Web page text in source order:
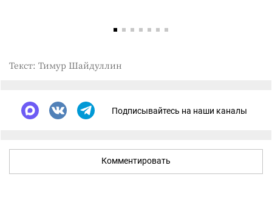
Текст: Тимур Шайдуллин
Подписывайтесь на наши каналы
Комментировать